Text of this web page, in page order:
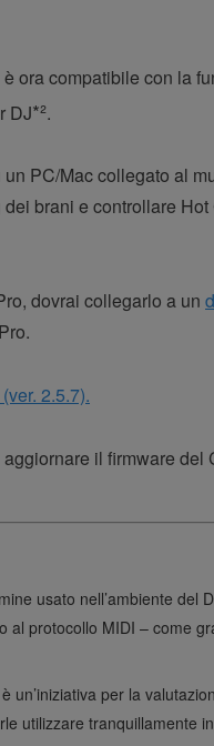
è ora compatibile con la
DJ*².
PC/Mac collegato al
brani e controllare
dovrai collegarlo a un
2.5.7).
il firmware del
usato nell’ambiente
protocollo MIDI – come
un’iniziativa per la
utilizzare tranquillamente